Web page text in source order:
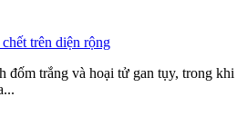
trên diện rộng
đốm trắng và hoại tử gan tụy, trong khi